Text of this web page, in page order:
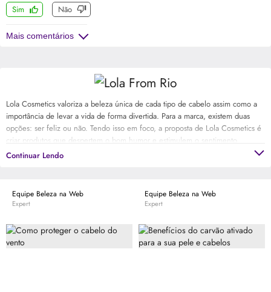
Sim Não
Mais comentários
Lola Cosmetics valoriza a beleza única de cada tipo de cabelo assim como a
importância de levar a vida de forma divertida. Para a marca, existem duas
opções: ser feliz ou não. Tendo isso em foco, a proposta de Lola Cosmetics é
criar produtos que despertem o bom humor e estimulem o sentimento
inovador e único de poder usar os fios da forma desejada com muito estilo e
Continuar Lendo
Equipe Beleza na Web
Expert
Equipe Beleza na Web
Expert